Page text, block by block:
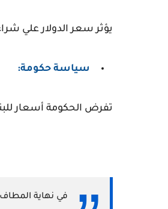
يؤثر سعر الدولار علي
سياسة حكومة:
تفرض الحكومة أسعار